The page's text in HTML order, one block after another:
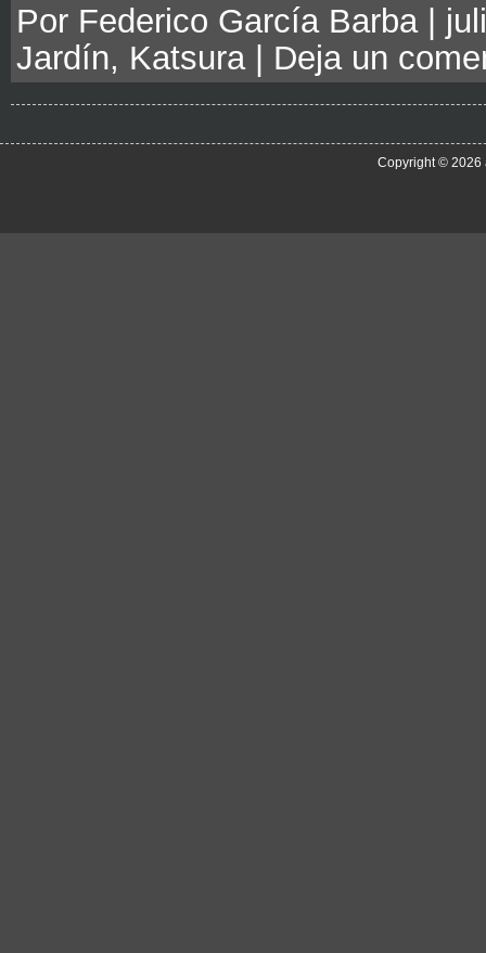
Por Federico García Barba |
Jardín, Katsura| Deja un
Copyright © 2026